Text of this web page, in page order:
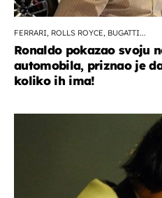
FERRARI, ROLLS ROYCE, BUGATTI...
Ronaldo pokazao svoju
automobila, priznao je
koliko ih ima!